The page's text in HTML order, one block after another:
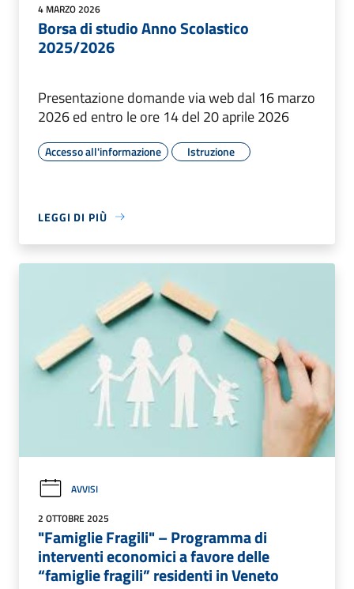
4 MARZO 2026
Borsa di studio Anno Scolastico
2025/2026
Presentazione domande via web dal 16 marzo
2026 ed entro le ore 14 del 20 aprile 2026
Accesso all'informazione Istruzione
LEGGI DI PIÙ
AVVISI
2 OTTOBRE 2025
"Famiglie Fragili" – Programma di
interventi economici a favore delle
“famiglie fragili” residenti in Veneto